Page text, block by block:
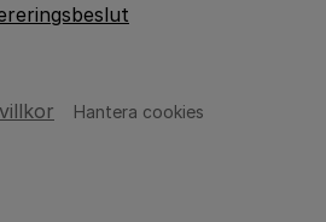
Hantera cookies